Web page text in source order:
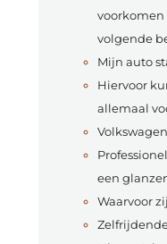
volgende
Mijn auto
Hiervoor
allemaal
een
Waarvoor